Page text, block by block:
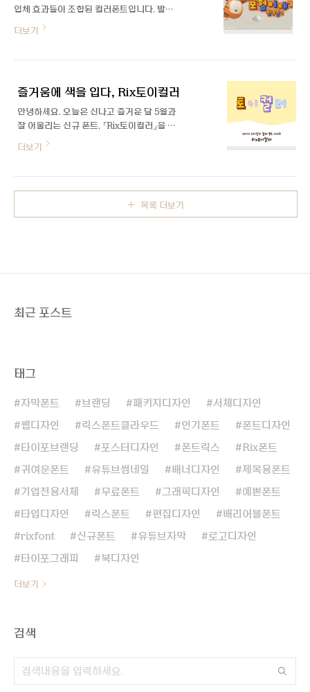
입체 효과들이 조합된 컬러폰트입니다. 발랄
하고 귀여운 Rix토이스토리 시리즈의 글꼴
로 별도의 수정 없이 컬러나 질감을 사용할
더보기
즐거움에 색을 입다, Rix토이컬러
안녕하세요. 오늘은 신나고 즐거운 달 5월과
잘 어울리는 신규 폰트, 「Rix토이컬러」을 소
개합니다! Rix토이스토리 시리즈의 글꼴로
이번에 4가지 새로운 컬러와 입체 효과를 조
느껴지는데요. 제작을 맡아주신 윤유민 디자
되셨는지, 또 컬러폰트로 기획하시게 된 배경
이 궁금합니다. 다양하게 조합하여 사용할 수
더보기
목록 더보기
최근 포스트
태그
자막폰트 브랜딩 패키지디자인 서체디자인
웹디자인 릭스폰트클라우드 인기폰트 폰트디자인
타이포브랜딩 포스터디자인 폰트릭스 Rix폰트
귀여운폰트 유튜브썸네일 배너디자인 제목용폰트
기업전용서체 무료폰트 그래픽디자인 예쁜폰트
타입디자인 릭스폰트 편집디자인 배리어블폰트
rixfont 신규폰트 유튜브자막 로고디자인
타이포그래피 북디자인
더보기
검색